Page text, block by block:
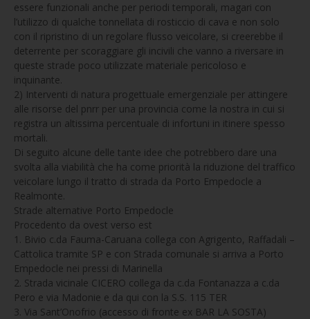
essere funzionali anche per periodi temporali, magari con
l’utilizzo di qualche tonnellata di rosticcio di cava e non solo
con il ripristino di un regolare flusso veicolare, si creerebbe il
deterrente per scoraggiare gli incivili che vanno a riversare in
queste strade poco utilizzate materiale pericoloso e
inquinante.
2) Interventi di natura progettuale emergenziale per attingere
alle risorse del pnrr per una provincia come la nostra in cui si
registra un altissima percentuale di infortuni in itinere spesso
mortali.
Di seguito alcune delle tante idee che potrebbero dare una
svolta alla viabilità che ha come priorità la riduzione del traffico
veicolare lungo il tratto di strada da Porto Empedocle a
Realmonte.
Strade alternative Porto Empedocle
Procedento da ovest verso est
1. Bivio c.da Fauma-Caruana collega con Agrigento, Raffadali –
Cattolica tramite SP e con Strada comunale si arriva a Porto
Empedocle nei pressi di Marinella
2. Strada vicinale CICERO collega da c.da Fontanazza a c.da
Pero e via Madonie e da qui con la S.S. 115 TER
3. Via Sant’Onofrio (accesso di fronte ex BAR LA SOSTA)